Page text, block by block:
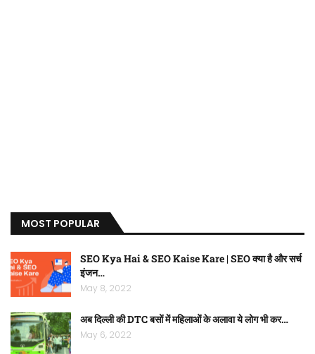
MOST POPULAR
SEO Kya Hai & SEO Kaise Kare | SEO क्या है और सर्च
इंजन…
May 8, 2022
अब दिल्ली की DTC बसों में महिलाओं के अलावा ये लोग भी कर…
May 6, 2022